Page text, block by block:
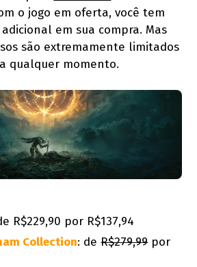
o jogo em oferta, você tem
em sua compra. Mas
são extremamente limitados
qualquer momento.
R$229,90 por R$137,94
Collection: deR$279,99por